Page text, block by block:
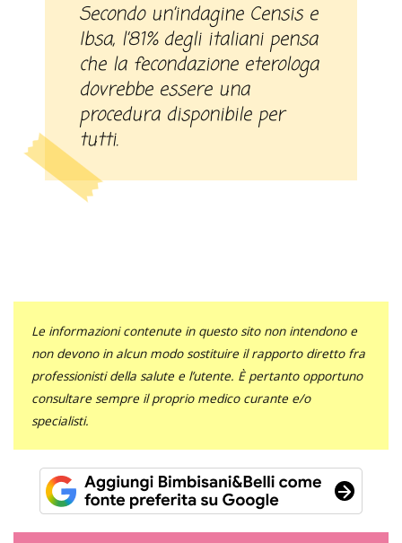
Secondo un’indagine Censis e
Ibsa, l’81% degli italiani pensa
che la fecondazione eterologa
dovrebbe essere una
procedura disponibile per
tutti.
Le informazioni contenute in questo sito non intendono e
non devono in alcun modo sostituire il rapporto diretto fra
professionisti della salute e l’utente. È pertanto opportuno
consultare sempre il proprio medico curante e/o
specialisti.